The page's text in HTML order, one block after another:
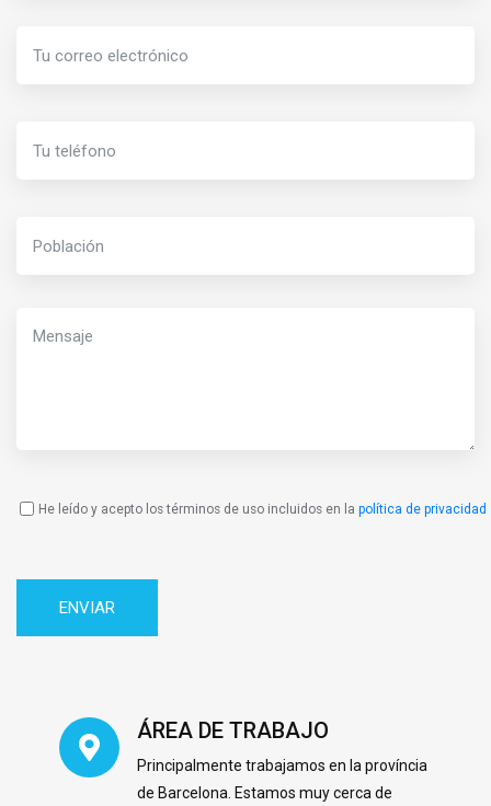
PolíticaHe leído y acepto los términos de uso incluidos en lapolítica de privacidad
ÁREA DE TRABAJO
Principalmente trabajamos en la província
de Barcelona. Estamos muy cerca de